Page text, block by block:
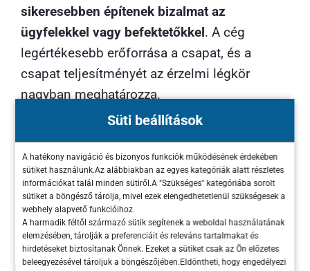
Süti beállítások
A hatékony navigáció és bizonyos funkciók működésének érdekében
sütiket használunk.Az alábbiakban az egyes kategóriák alatt részletes
információkat talál minden sütiről.A "Szükséges" kategóriába sorolt
sütiket a böngésző tárolja, mivel ezek elengedhetetlenül szükségesek a
webhely alapvető funkcióihoz.
A harmadik féltől származó sütik segítenek a weboldal használatának
elemzésében, tárolják a preferenciáit és releváns tartalmakat és
hirdetéseket biztosítanak Önnek. Ezeket a sütiket csak az Ön előzetes
beleegyezésével tároljuk a böngészőjében.Eldöntheti, hogy engedélyezi
sikeresebben építenek bizalmat az
ügyfelekkel vagy befektetőkkel. A cég
legértékesebb erőforrása a csapat, és a
csapat teljesítményét az érzelmi légkör
nagyban meghatározza.
Ehhez kapcsolódik astratégiai hálózatépítés
Ez nem névjegyek gyűjtögetését jelenti a
rendezvényeken. A sikeres vállalkozó, legyen
az budapesten vagy a világ bármely pontján,
tudatosan építi és ápolja azt a
amelyben hozzáfér mentorokhoz, potenciális
partnerekhez, tehetséges munkatársakhoz és